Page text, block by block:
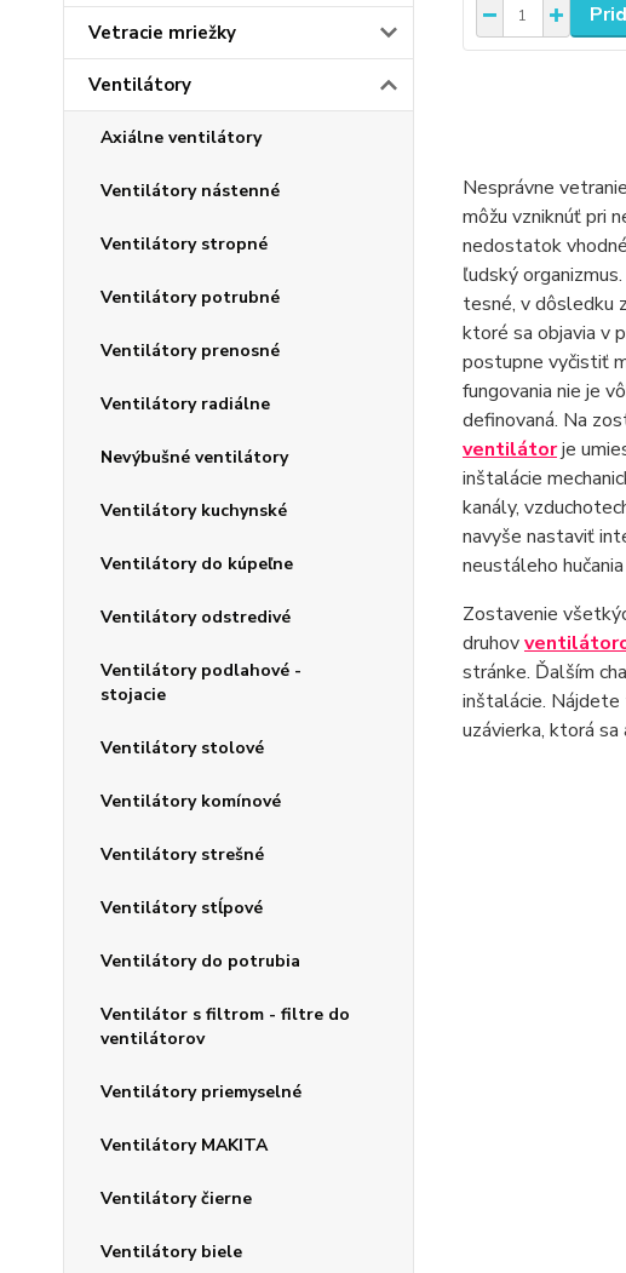
Vetracie mriežky
Ventilátory
Axiálne ventilátory
Ventilátory nástenné
Ventilátory stropné
Ventilátory potrubné
Ventilátory prenosné
Ventilátory radiálne
Nevýbušné ventilátory
Ventilátory kuchynské
Ventilátory do kúpeľne
Ventilátory odstredivé
Ventilátory podlahové -
stojacie
Ventilátory stolové
Ventilátory komínové
Ventilátory strešné
Ventilátory stĺpové
Ventilátory do potrubia
Ventilátor s filtrom - filtre do
ventilátorov
Ventilátory priemyselné
Ventilátory MAKITA
Ventilátory čierne
Ventilátory biele
Nesprávne
môžu vzniknúť pri
nedostatok
ľudský
tesné, v dôsledku
ktoré sa objavia v
postupne vyčistiť
fungovania nie je
definovaná. Na
ventilátorje
inštalácie
kanály,
navyše nastaviť
neustáleho
Zostavenie
druhov
stránke. Ďalším
inštalácie. Nájdete
uzávierka, ktorá